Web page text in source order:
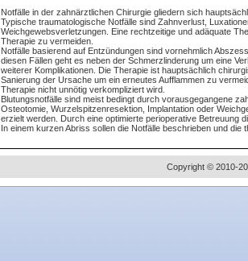
Notfälle in der zahnärztlichen Chirurgie gliedern sich
Typische traumatologische Notfälle sind Zahnverlust,
Weichgewebsverletzungen. Eine rechtzeitige und adäquate
Therapie zu vermeiden.
Notfälle basierend auf Entzündungen sind vornehmlich
diesen Fällen geht es neben der Schmerzlinderung um eine
weiterer Komplikationen. Die Therapie ist hauptsächlich
Sanierung der Ursache um ein erneutes Aufflammen zu
Therapie nicht unnötig verkompliziert wird.
Blutungsnotfälle sind meist bedingt durch vorausgegangene
Osteotomie, Wurzelspitzenresektion, Implantation oder
erzielt werden. Durch eine optimierte perioperative Betreuung
In einem kurzen Abriss sollen die Notfälle beschrieben und
Copyright © 2010-